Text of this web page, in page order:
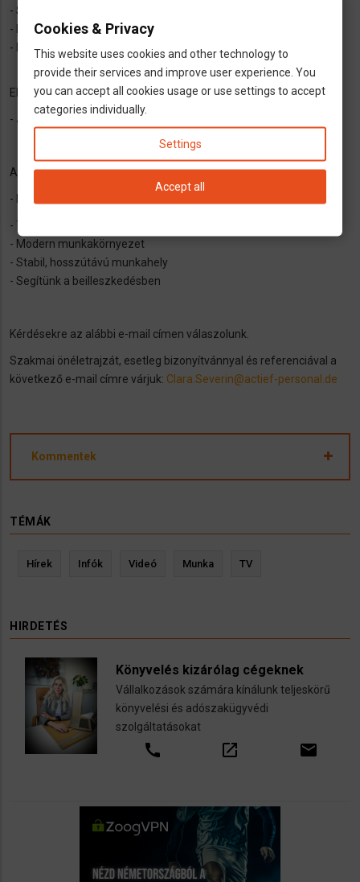
- Szakirányú végzettség
- Kézügyesség, precíz munkavégzés, terhelhetőség
- Biztonságos és minőségi munkavégzésre való elhivatottság
Előnyök:
- Jogosítvány, saját autó a munkába járáshoz
Amit kínálunk:
- Német bejelentett alkalmazotti munkaviszony, pontos fizetéssel
- Túlóra vállalása és több müszak vállalása
- Modern munkakörnyezet
- Stabil, hosszútávú munkahely
- Segítünk a beilleszkedésben
Kérdésekre az alábbi e-mail címen válaszolunk.
Szakmai önéletrajzát, esetleg bizonyítvánnyal és referenciával a
következő e-mail címre várjuk: Clara.Severin@actief-personal.de
Kommentek
TÉMÁK
Hírek Infók Videó Munka TV
HIRDETÉS
Könyvelés kizárólag cégeknek
Vállalkozások számára kínálunk teljeskörű
könyvelési és adószakügyvédi
szolgáltatásokat
call open_in_new email
Cookies & Privacy
This website uses cookies and other technology to
provide their services and improve user experience. You
you can accept all cookies usage or use settings to accept
categories individually.
Settings
Accept all